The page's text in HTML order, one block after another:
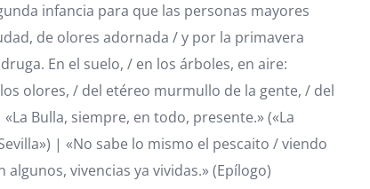
infancia para que las personas mayores
de olores adornada / y por la primavera
En el suelo, / en los árboles, en aire:
olores, / del etéreo murmullo de la gente, / del
Bulla, siempre, en todo, presente.» («La
| «No sabe lo mismo el pescaito / viendo
vivencias ya vividas.» (Epílogo)